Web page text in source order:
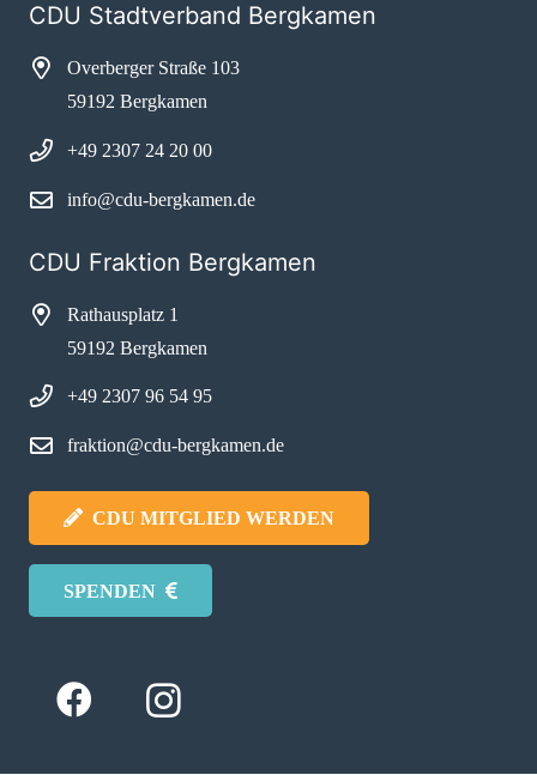
CDU Stadtverband Bergkamen
Overberger Straße 103
59192 Bergkamen
+49 2307 24 20 00
info@cdu-bergkamen.de
CDU Fraktion Bergkamen
Rathausplatz 1
59192 Bergkamen
+49 2307 96 54 95
fraktion@cdu-bergkamen.de
CDU MITGLIED WERDEN
SPENDEN